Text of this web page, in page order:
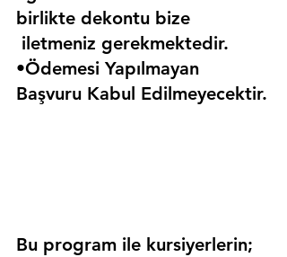
birlikte dekontu bize
iletmeniz gerekmektedir.
•Ödemesi Yapılmayan
Başvuru Kabul Edilmeyecektir.
Bu program ile kursiyerlerin;